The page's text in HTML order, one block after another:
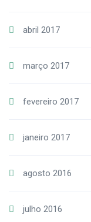
abril 2017
março 2017
fevereiro 2017
janeiro 2017
agosto 2016
julho 2016